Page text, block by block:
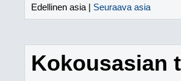
Edellinen asia | Seuraava asia
Kokousasian